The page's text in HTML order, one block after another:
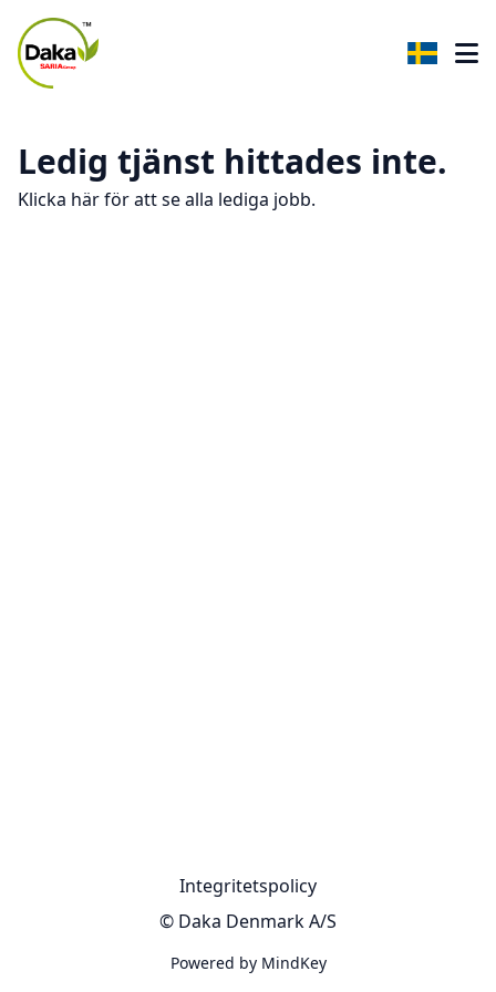
Ledig tjänst hittades inte.
Klicka här för att se alla lediga jobb.
Integritetspolicy
© Daka Denmark A/S
Powered by MindKey